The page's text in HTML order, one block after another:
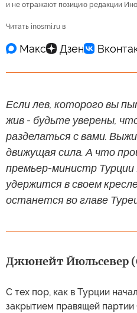
и не отражают позицию редакции
Читать inosmi.ru в
Если лев, которого вы
жив - будьте уверены,
разделаться с вами.
движущая сила. А что
премьер-министр
удержится в своем
останется во главе
Джюнейт Йюльсевер
С тех пор, как в Турции
закрытием правящей